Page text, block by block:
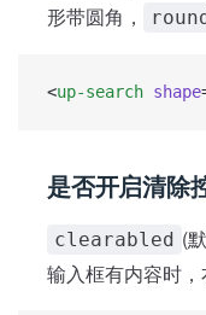
形带圆角，
<up-search shape
是否开启清除
clearabled (
输入框有内容时